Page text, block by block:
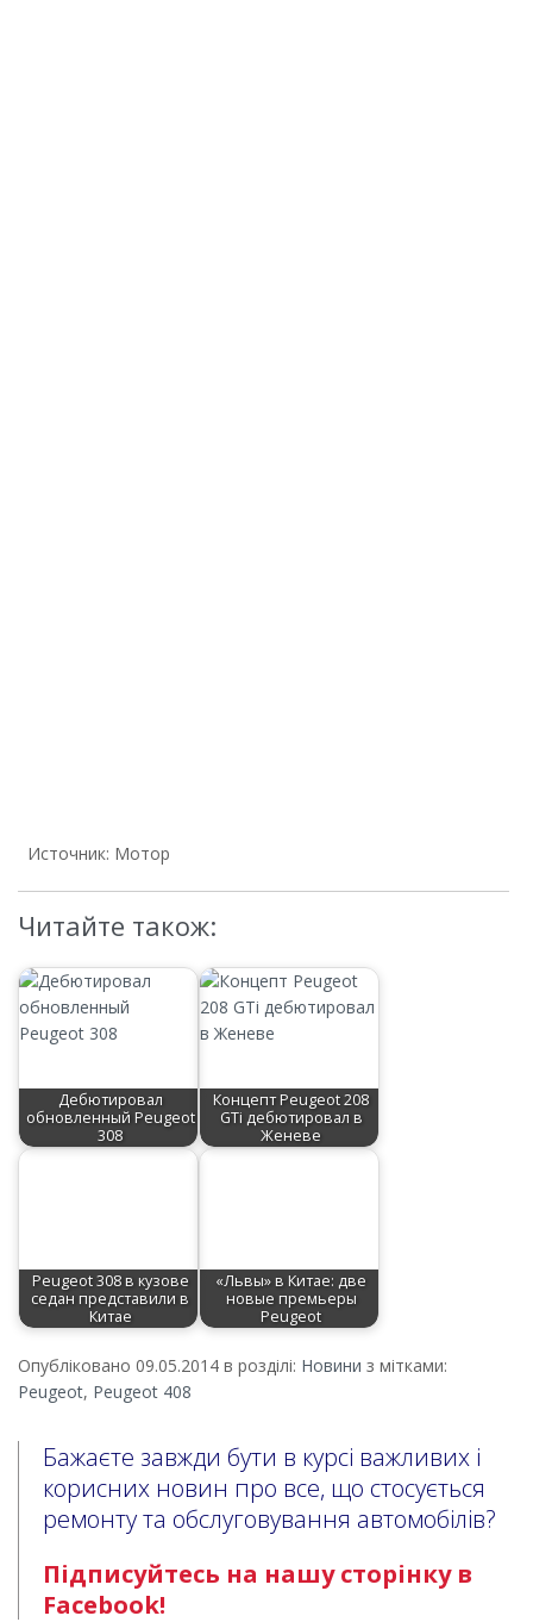
Источник: Мотор
Читайте також:
Дебютировал
обновленный Peugeot
308
Концепт Peugeot 208
GTi дебютировал в
Женеве
Peugeot 308 в кузове
седан представили в
Китае
«Львы» в Китае: две
новые премьеры
Peugeot
Опубліковано 09.05.2014 в розділі: Новини з мітками:
Peugeot, Peugeot 408
Бажаєте завжди бути в курсі важливих і
корисних новин про все, що стосується
ремонту та обслуговування автомобілів?
Підписуйтесь на нашу сторінку в
Facebook!